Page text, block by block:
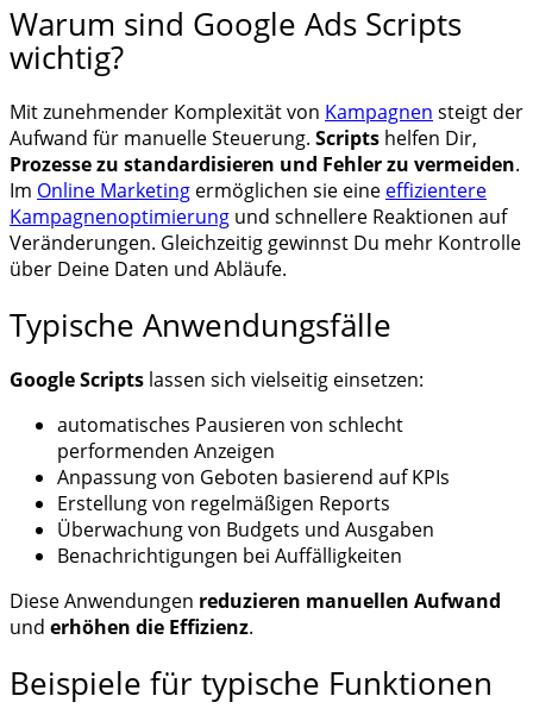
Warum sind Google Ads Scripts
wichtig?
Mit zunehmender Komplexität von Kampagnen steigt der
Aufwand für manuelle Steuerung. Scripts helfen Dir,
Prozesse zu standardisieren und Fehler zu vermeiden.
Im Online Marketing ermöglichen sie eine effizientere
Kampagnenoptimierung und schnellere Reaktionen auf
Veränderungen. Gleichzeitig gewinnst Du mehr Kontrolle
über Deine Daten und Abläufe.
Typische Anwendungsfälle
Google Scripts lassen sich vielseitig einsetzen:
automatisches Pausieren von schlecht
performenden Anzeigen
Anpassung von Geboten basierend auf KPIs
Erstellung von regelmäßigen Reports
Überwachung von Budgets und Ausgaben
Benachrichtigungen bei Auffälligkeiten
Diese Anwendungen reduzieren manuellen Aufwand
und erhöhen die Effizienz.
Beispiele für typische Funktionen